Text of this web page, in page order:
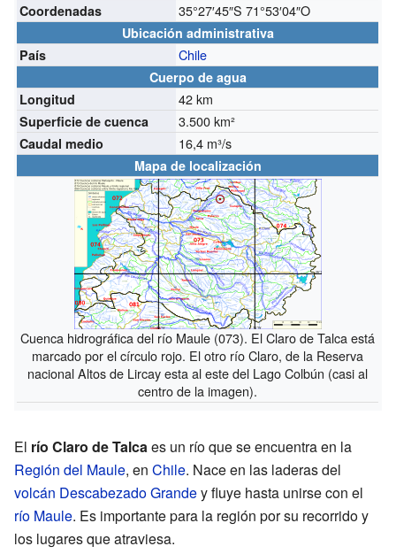
Coordenadas 35°27′45″S 71°53′04″O
Ubicación administrativa
País
Chile
Cuerpo de agua
Longitud
42 km
Superficie de cuenca 3.500 km²
Caudal medio 16,4 m³/s
Mapa de localización
Cuenca hidrográfica del río Maule (073). El Claro de Talca está
marcado por el círculo rojo. El otro río Claro, de la Reserva
nacional Altos de Lircay esta al este del Lago Colbún (casi al
centro de la imagen).
El río Claro de Talcaes un río que se encuentra en la
Región del Maule, en Chile. Nace en las laderas del
volcán Descabezado Grandey fluye hasta unirse con el
río Maule. Es importante para la región por su recorrido y
los lugares que atraviesa.